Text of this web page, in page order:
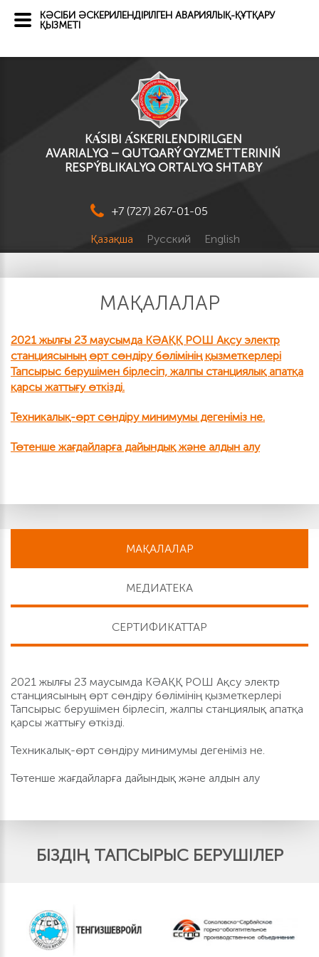
KА́SІBI А́SKERILENDIRILGEN
AVARIALYQ – QUTQARÝ QYZMETTERINIŃ
RESPÝBLIKALYQ ORTALYQ SHTABY
+7 (727) 267-01-05
Қазақша Русский English
МАҚАЛАЛАР
2021 жылғы 23 маусымда КӘАҚҚ РОШ Ақсу электр
станциясының өрт сөндіру бөлімінің қызметкерлері
Тапсырыс берушімен бірлесіп, жалпы станциялық апатқа
қарсы жаттығу өткізді.
Техникалық-өрт сөндіру минимумы дегеніміз не.
Төтенше жағдайларға дайындық және алдын алу
МАҚАЛАЛАР
МЕДИАТЕКА
СЕРТИФИКАТТАР
2021 жылғы 23 маусымда КӘАҚҚ РОШ Ақсу электр
станциясының өрт сөндіру бөлімінің қызметкерлері
Тапсырыс берушімен бірлесіп, жалпы станциялық апатқа
қарсы жаттығу өткізді.
Техникалық-өрт сөндіру минимумы дегеніміз не.
Төтенше жағдайларға дайындық және алдын алу
БІЗДІҢ ТАПСЫРЫС БЕРУШІЛЕР
КӘСІБИ ӘСКЕРИЛЕНДІРІЛГЕН АВАРИЯЛЫҚ-ҚҰТҚАРУ
ҚЫЗМЕТІ